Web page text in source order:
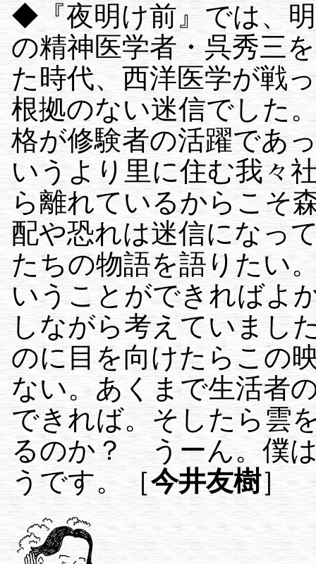
◆『夜明け前』では、
の精神医学者・呉秀三
た時代、西洋医学が戦
根拠のない迷信でした
格が修験者の活躍であ
いうより里に住む我々
ら離れているからこそ
配や恐れは迷信になっ
たちの物語を語りたい
いうことができればよ
しながら考えていまし
のに目を向けたらこの
ない。あくまで生活者
できれば。そしたら雲
るのか？ うーん。僕
うです。［今井友樹］